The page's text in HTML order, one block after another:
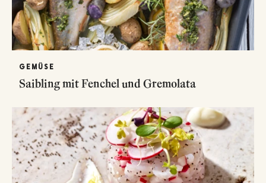
GEMÜSE
Saibling mit Fenchel und Gremolata